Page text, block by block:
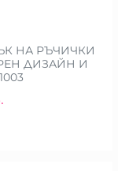
НА РЪЧИЧКИ
ДИЗАЙН И